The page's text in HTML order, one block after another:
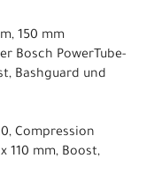
150 mm
Bosch PowerTube-
Bashguard und
Compression
110 mm, Boost,